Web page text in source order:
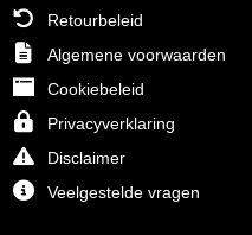
Retourbeleid
Algemene voorwaarden
Cookiebeleid
Privacyverklaring
Disclaimer
Veelgestelde vragen